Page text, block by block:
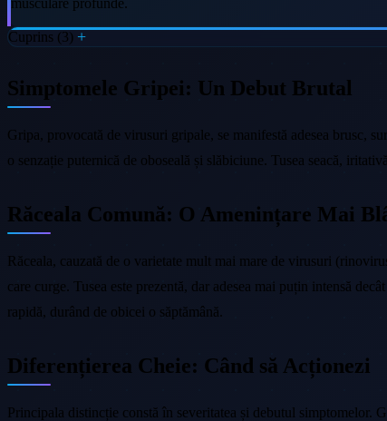
musculare profunde.
Cuprins (3)
Simptomele Gripei: Un Debut Brutal
Gripa, provocată de virusuri gripale, se manifestă adesea brusc,
o senzație puternică de oboseală și slăbiciune. Tusea seacă,
Răceala Comună: O Amenințare Mai
Răceala, cauzată de o varietate mult mai mare de virusuri
care curge. Tusea este prezentă, dar adesea mai puțin intensă
rapidă, durând de obicei o săptămână.
Diferențierea Cheie: Când să Acționezi
Principala distincție constă în severitatea și debutul simptomelor.